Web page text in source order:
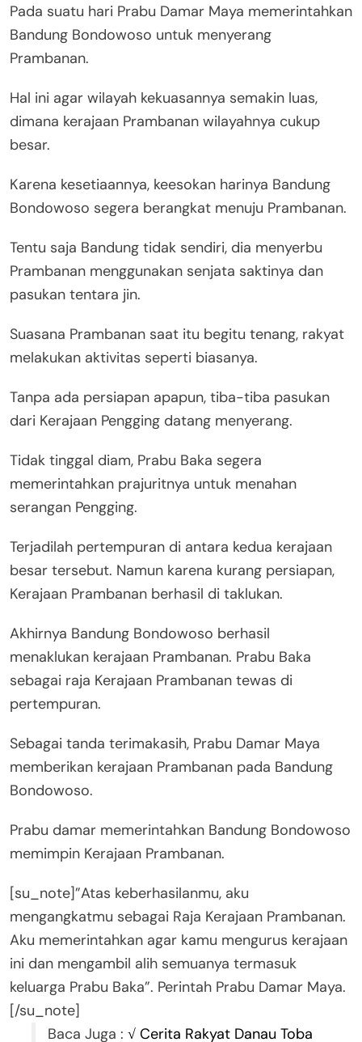
Pada suatu hari Prabu Damar Maya memerintahkan
Bandung Bondowoso untuk menyerang
Prambanan.
Hal ini agar wilayah kekuasannya semakin luas,
dimana kerajaan Prambanan wilayahnya cukup
besar.
Karena kesetiaannya, keesokan harinya Bandung
Bondowoso segera berangkat menuju Prambanan.
Tentu saja Bandung tidak sendiri, dia menyerbu
Prambanan menggunakan senjata saktinya dan
pasukan tentara jin.
Suasana Prambanan saat itu begitu tenang, rakyat
melakukan aktivitas seperti biasanya.
Tanpa ada persiapan apapun, tiba-tiba pasukan
dari Kerajaan Pengging datang menyerang.
Tidak tinggal diam, Prabu Baka segera
memerintahkan prajuritnya untuk menahan
serangan Pengging.
Terjadilah pertempuran di antara kedua kerajaan
besar tersebut. Namun karena kurang persiapan,
Kerajaan Prambanan berhasil di taklukan.
Akhirnya Bandung Bondowoso berhasil
menaklukan kerajaan Prambanan. Prabu Baka
sebagai raja Kerajaan Prambanan tewas di
pertempuran.
Sebagai tanda terimakasih, Prabu Damar Maya
memberikan kerajaan Prambanan pada Bandung
Bondowoso.
Prabu damar memerintahkan Bandung Bondowoso
memimpin Kerajaan Prambanan.
[su_note]”Atas keberhasilanmu, aku
mengangkatmu sebagai Raja Kerajaan Prambanan.
Aku memerintahkan agar kamu mengurus kerajaan
ini dan mengambil alih semuanya termasuk
keluarga Prabu Baka”. Perintah Prabu Damar Maya.
[/su_note]
Baca Juga : √ Cerita Rakyat Danau Toba